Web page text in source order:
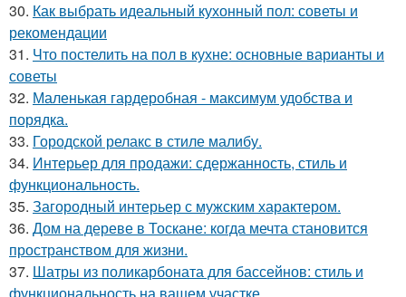
30. Как выбрать идеальный кухонный пол: советы и
рекомендации
31. Что постелить на пол в кухне: основные варианты и
советы
32. Маленькая гардеробная - максимум удобства и
порядка.
33. Городской релакс в стиле малибу.
34. Интерьер для продажи: сдержанность, стиль и
функциональность.
35. Загородный интерьер с мужским характером.
36. Дом на дереве в Тоскане: когда мечта становится
пространством для жизни.
37. Шатры из поликарбоната для бассейнов: стиль и